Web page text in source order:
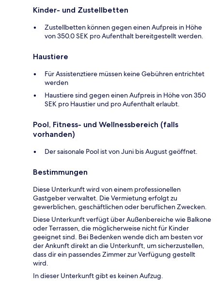
Kinder- und Zustellbetten
Zustellbetten können gegen einen Aufpreis in Höhe
von 350.0 SEK pro Aufenthalt bereitgestellt werden.
Haustiere
Für Assistenztiere müssen keine Gebühren entrichtet
werden
Haustiere sind gegen einen Aufpreis in Höhe von 350
SEK pro Haustier und pro Aufenthalt erlaubt.
Pool, Fitness- und Wellnessbereich (falls
vorhanden)
Der saisonale Pool ist von Juni bis August geöffnet.
Bestimmungen
Diese Unterkunft wird von einem professionellen
Gastgeber verwaltet. Die Vermietung erfolgt zu
gewerblichen, geschäftlichen oder beruflichen Zwecken.
Diese Unterkunft verfügt über Außenbereiche wie Balkone
oder Terrassen, die möglicherweise nicht für Kinder
geeignet sind. Bei Bedenken wende dich am besten vor
der Ankunft direkt an die Unterkunft, um sicherzustellen,
dass dir ein passendes Zimmer zur Verfügung gestellt
wird.
In dieser Unterkunft gibt es keinen Aufzug.